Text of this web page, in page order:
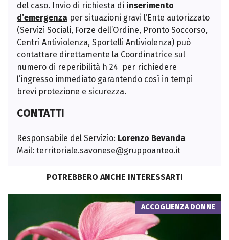
del caso. Invio di richiesta di inserimento
d’emergenza per situazioni gravi l’Ente autorizzato
(Servizi Sociali, Forze dell’Ordine, Pronto Soccorso,
Centri Antiviolenza, Sportelli Antiviolenza) può
contattare direttamente la Coordinatrice sul
numero di reperibilità h 24 per richiedere
l’ingresso immediato garantendo così in tempi
brevi protezione e sicurezza.
CONTATTI
Responsabile del Servizio: Lorenzo Bevanda
Mail: territoriale.savonese@gruppoanteo.it
POTREBBERO ANCHE INTERESSARTI
ACCOGLIENZA DONNE